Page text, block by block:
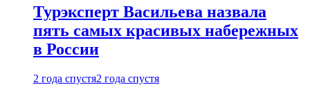
Турэксперт Васильева назвала
пять самых красивых набережных
в России
2 года спустя2 года спустя